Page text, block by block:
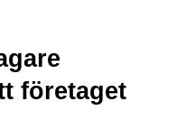
företaget